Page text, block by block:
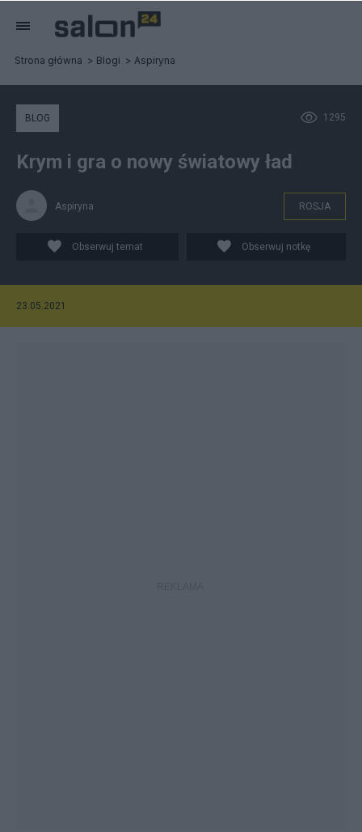
Strona główna Blogi Aspiryna
1295
BLOG
Krym i gra o nowy światowy ład
Aspiryna ROSJA
Obserwuj temat Obserwuj notkę
23.05.2021